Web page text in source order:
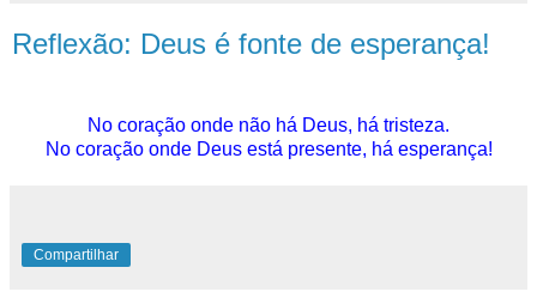
Reflexão: Deus é fonte de esperança!
No coração onde não há Deus, há tristeza.
No coração onde Deus está presente, há esperança!
Compartilhar